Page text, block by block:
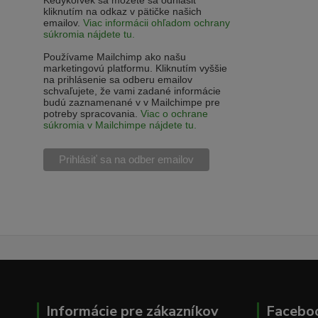
kliknutím na odkaz v pätičke našich
emailov. Viac informácii ohľadom ochrany
súkromia nájdete tu.
Používame Mailchimp ako našu
marketingovú platformu. Kliknutím vyššie
na prihlásenie sa odberu emailov
schvaľujete, že vami zadané informácie
budú zaznamenané v v Mailchimpe pre
potreby spracovania. Viac o ochrane
súkromia v Mailchimpe nájdete tu.
Informácie pre zákazníkov